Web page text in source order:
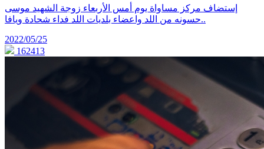
إستضاف مركز مساواة يوم أمس الأربعاء زوجة الشهيد موسى
حسونه من اللد واعضاء بلديات اللد فداء شحادة ويافا..
2022/05/25
162413